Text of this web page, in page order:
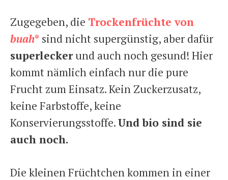
Zugegeben, die Trockenfrüchte von
buah* sind nicht supergünstig, aber dafür
superleckerund auch noch gesund! Hier
kommt nämlich einfach nur die pure
Frucht zum Einsatz. Kein Zuckerzusatz,
keine Farbstoffe, keine
Konservierungsstoffe.Und bio sind sie
auch noch.
Die kleinen Früchtchen kommen in einer